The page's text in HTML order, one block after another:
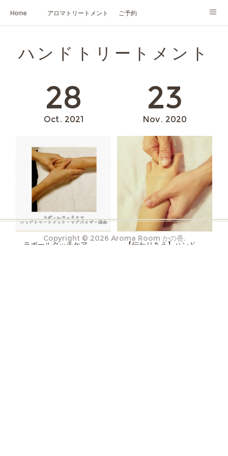
Home アロマトリートメント ご予約
プロフィール
ハンドトリートメント
28
Oct 2021
23
Nov 2020
Copyright © 2026 Aroma Room かの香.